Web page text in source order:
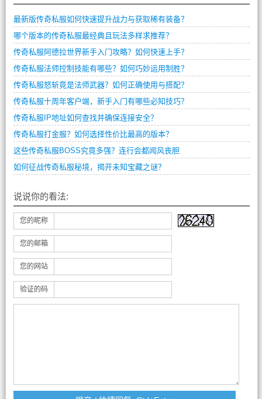
最新版传奇私服如何快速提升战力与获取稀有装备？
哪个版本的传奇私服最经典且玩法多样求推荐？
传奇私服阿德拉世界新手入门攻略？如何快速上手？
传奇私服法师控制技能有哪些？如何巧妙运用制胜？
传奇私服怒斩竟是法师武器？如何正确使用与搭配？
传奇私服十周年客户端，新手入门有哪些必知技巧？
传奇私服IP地址如何查找并确保连接安全？
传奇私服打金服？如何选择性价比最高的版本？
这些传奇私服BOSS究竟多强？连行会都闻风丧胆
如何征战传奇私服秘境，揭开未知宝藏之谜？
说说你的看法:
您的昵称
您的邮箱
您的网站
验证的码